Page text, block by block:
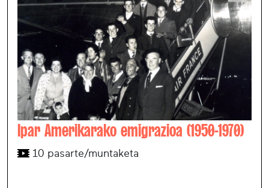
Ipar Amerikarako emigrazioa (1950-1970)
10 pasarte/muntaketa